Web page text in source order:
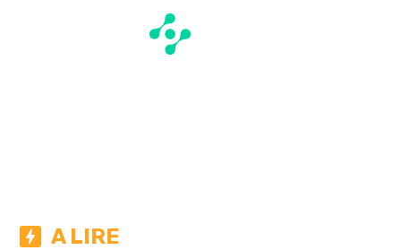
A LIRE